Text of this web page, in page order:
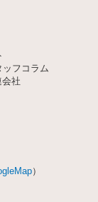
ッフコラム
社
）